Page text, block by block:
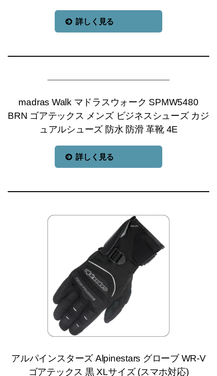
詳しく見る
madras Walk マドラスウォーク SPMW5480
BRN ゴアテックス メンズ ビジネスシューズ カジ
ュアルシューズ 防水 防滑 革靴 4E
詳しく見る
アルパインスターズ Alpinestars グローブ WR-V
ゴアテックス 黒 XLサイズ (スマホ対応)